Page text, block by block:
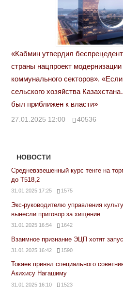
«Кабмин утвердил
страны нацпроект модернизации
коммунального секторов».
сельского хозяйства
был приближен к власти»
27.01.2025 12:00 40536
НОВОСТИ
Средневзвешенный курс тенге на
до Т518,2
31.01.2025 17:25 1575
Экс-руководителю управления
вынесли приговор за хищение
31.01.2025 16:54 1642
Взаимное признание ЭЦП хотят
31.01.2025 16:42 1590
Токаев принял специального
Акихису Нагашиму
31.01.2025 16:10 1523